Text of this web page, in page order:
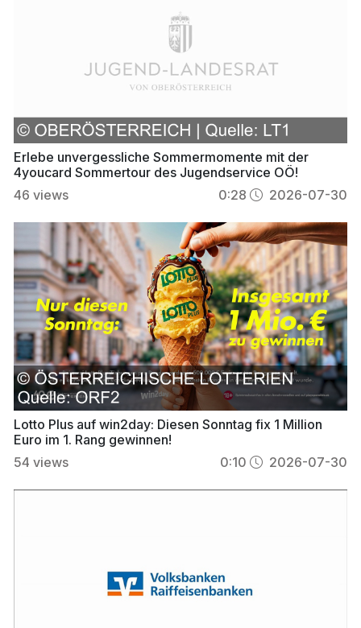
Erlebe unvergessliche Sommermomente mit der
4youcard Sommertour des Jugendservice OÖ!
46 views 0:28 2026-07-30
Lotto Plus auf win2day: Diesen Sonntag fix 1 Million
Euro im 1. Rang gewinnen!
54 views 0:10 2026-07-30